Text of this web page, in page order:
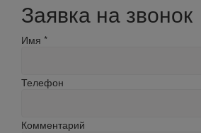
Заявка на звонок
Имя *
Телефон
Комментарий